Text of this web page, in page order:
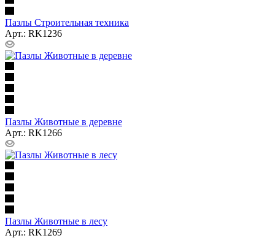
Пазлы Строительная техника
Арт.: RK1236
Пазлы Животные в деревне
Арт.: RK1266
Пазлы Животные в лесу
Арт.: RK1269